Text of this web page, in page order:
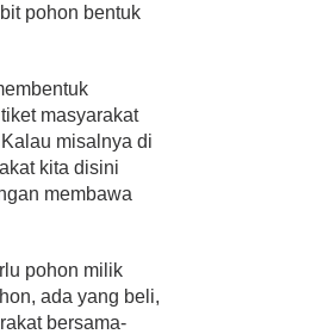
pohon bentuk
masyarakat
misalnya di
kita disini
membawa
pohon milik
ada yang beli,
bersama-